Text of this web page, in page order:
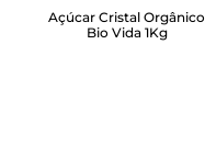
Açúcar Cristal Orgânico
Bio Vida 1Kg